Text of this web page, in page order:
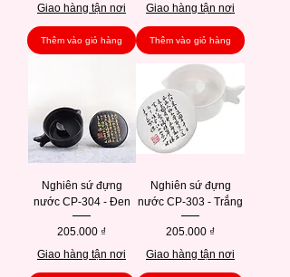
Giao hàng tận nơi
Thêm vào giỏ hàng
Giao hàng tận nơi
Thêm vào giỏ hàng
Nghiên sứ đựng
nước CP-304 - Đen
Giá
205.000 ₫
Giao hàng tận nơi
Nghiên sứ đựng
nước CP-303 - Trắng
Giá
205.000 ₫
Giao hàng tận nơi